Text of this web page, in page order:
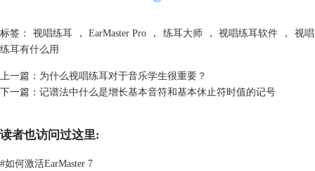
标签： 视唱练耳 ， EarMaster Pro ， 练耳大师 ， 视唱练耳软件 ，
视唱
练耳有什么用
上一篇： 为什么视唱练耳对于音乐学生很重要？
下一篇： 记谱法中什么是增长基本音符和基本休止符时值的记号
读者也访问过这里:
#如何激活EarMaster 7